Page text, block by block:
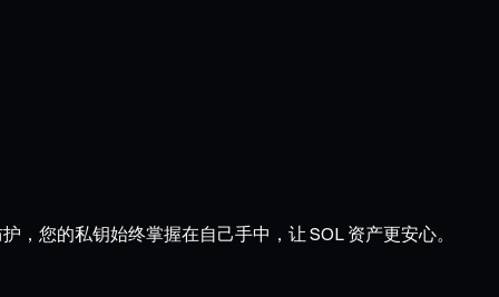
您的私钥始终掌握在自己手中，让 SOL 资产更安心。